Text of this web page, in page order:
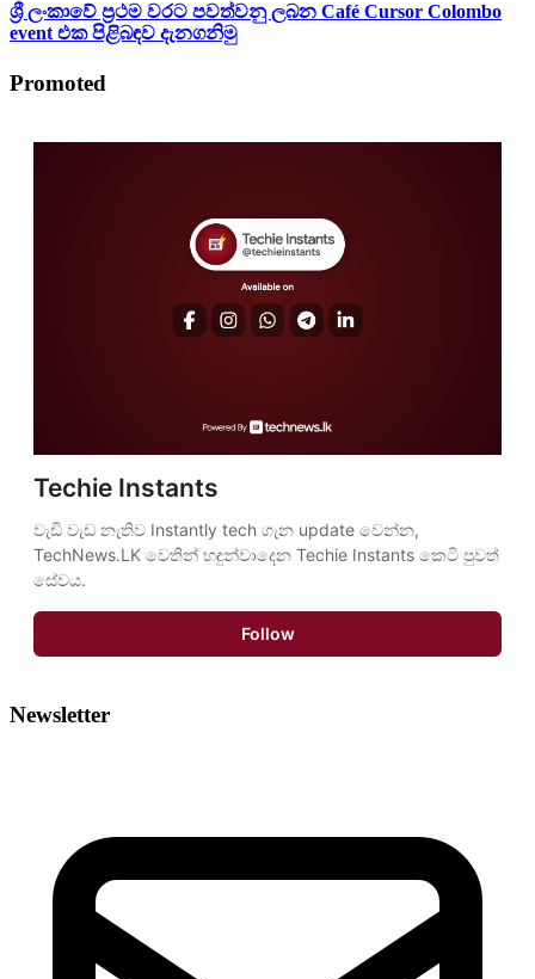
ශ්‍රී ලංකාවේ ප්‍රථම වරට පවත්වනු ලබන Café Cursor Colombo
event එක පිළිබඳව දැනගනිමු
Promoted
Techie Instants
වැඩි වැඩ නැතිව Instantly tech ගැන update වෙන්න,
TechNews.LK වෙතින් හඳුන්වාදෙන Techie Instants කෙටි පුවත්
සේවය.
Follow
Newsletter